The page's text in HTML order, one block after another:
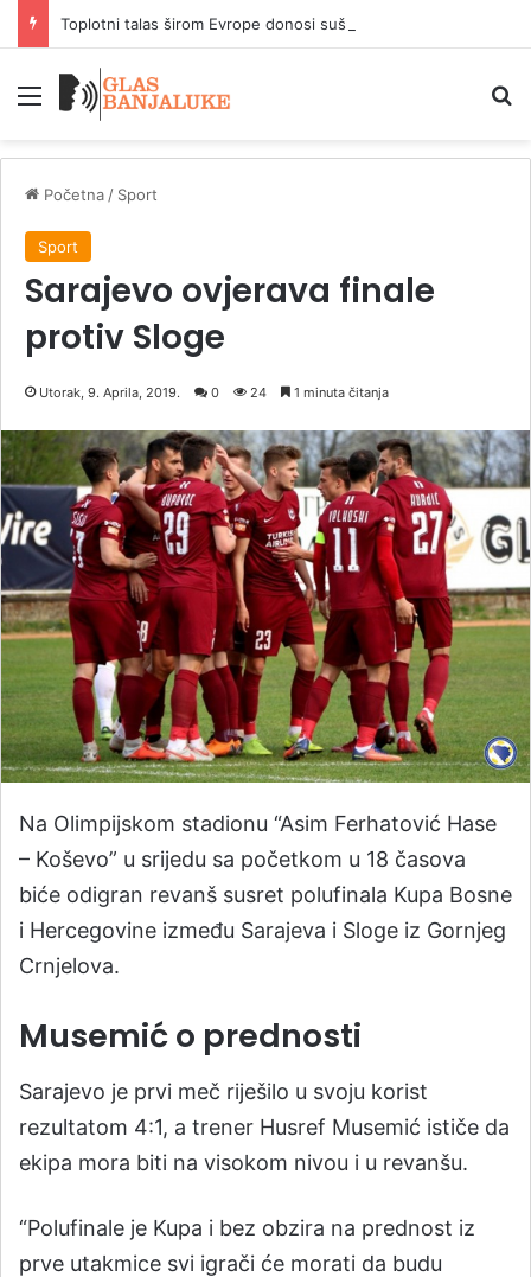
Meni
Početna / Sport
Sport
Sarajevo ovjerava finale
protiv Sloge
Utorak, 9. Aprila, 2019. 0 24 1 minuta čitanja
Na Olimpijskom stadionu “Asim Ferhatović Hase
– Koševo” u srijedu sa početkom u 18 časova
biće odigran revanš susret polufinala Kupa Bosne
i Hercegovine između Sarajeva i Sloge iz Gornjeg
Crnjelova.
Musemić o prednosti
Sarajevo je prvi meč riješilo u svoju korist
rezultatom 4:1, a trener Husref Musemić ističe da
ekipa mora biti na visokom nivou i u revanšu.
“Polufinale je Kupa i bez obzira na prednost iz
prve utakmice svi igrači će morati da budu